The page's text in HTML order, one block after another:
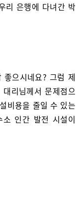
리 은행에 다녀간 박
으시네요? 그럼 제
리님께서 문제점으
비용을 줄일 수 있는
인간 발전 시설이